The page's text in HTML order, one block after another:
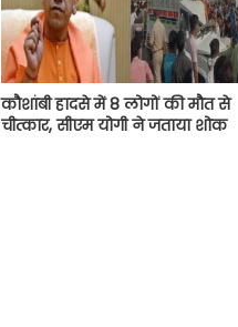
कौशांबी हादसे में 8 लोगों की मौत से
चीत्कार, सीएम योगी ने जताया शोक